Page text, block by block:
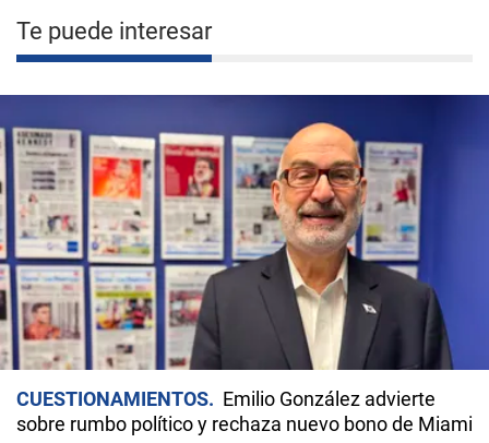
Te puede interesar
CUESTIONAMIENTOS
Emilio González advierte
sobre rumbo político y rechaza nuevo bono de Miami